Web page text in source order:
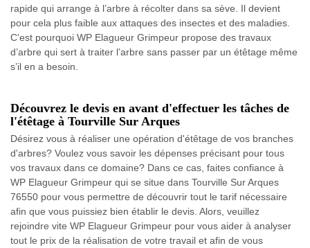
rapide qui arrange à l’arbre à récolter dans sa sève. Il devient
pour cela plus faible aux attaques des insectes et des maladies.
C'est pourquoi WP Elagueur Grimpeur propose des travaux
d’arbre qui sert à traiter l’arbre sans passer par un étêtage même
s’il en a besoin.
Découvrez le devis en avant d'effectuer les tâches de
l'étêtage à Tourville Sur Arques
Désirez vous à réaliser une opération d'étêtage de vos branches
d'arbres? Voulez vous savoir les dépenses précisant pour tous
vos travaux dans ce domaine? Dans ce cas, faites confiance à
WP Elagueur Grimpeur qui se situe dans Tourville Sur Arques
76550 pour vous permettre de découvrir tout le tarif nécessaire
afin que vous puissiez bien établir le devis. Alors, veuillez
rejoindre vite WP Elagueur Grimpeur pour vous aider à analyser
tout le prix de la réalisation de votre travail et afin de vous